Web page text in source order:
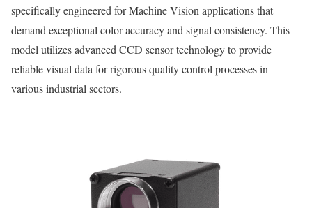
specifically engineered for Machine Vision applications that
demand exceptional color accuracy and signal consistency. This
model utilizes advanced CCD sensor technology to provide
reliable visual data for rigorous quality control processes in
various industrial sectors.